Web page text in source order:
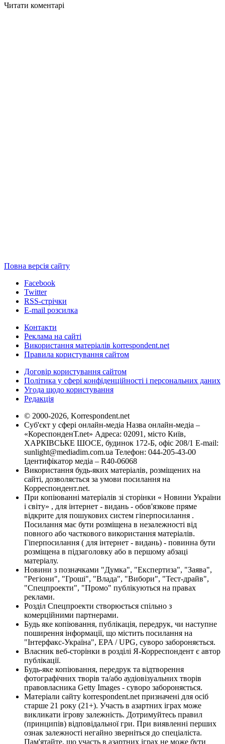
Читати коментарі
Повна версія сайту
Facebook
Twitter
RSS-стрічки
E-mail розсилка
Контакти
Реклама на сайті
Використання матеріалів korrespondent.net
Правила користування сайтом
Договір користування сайтом
Політика у сфері конфіденційності і персональних даних
Угода щодо користування
Редакція
© 2000-2026, Korrespondent.net
Суб'єкт у сфері онлайн-медіа Назва онлайн-медіа –
«КореспонденТ.net» Адреса: 02091, місто Київ,
ХАРКІВСЬКЕ ШОСЕ, будинок 172-Б, офіс 208/1 E-mail:
sunlight@mediadim.com.ua Телефон: 044-205-43-00
Ідентифікатор медіа – R40-06068
Використання будь-яких матеріалів, розміщених на
сайті, дозволяється за умови посилання на
Корреспондент.net.
При копіюванні матеріалів зі сторінки « Новини України
і світу» , для інтернет - видань - обов'язкове пряме
відкрите для пошукових систем гіперпосилання .
Посилання має бути розміщена в незалежності від
повного або часткового використання матеріалів.
Гіперпосилання ( для інтернет - видань) - повинна бути
розміщена в підзаголовку або в першому абзаці
матеріалу.
Новини з позначками "Думка", "Експертиза", "Заява",
"Регіони", "Гроші", "Влада", "Вибори", "Тест-драйв",
"Спецпроекти", "Промо" публікуються на правах
реклами.
Розділ Спецпроекти створюється спільно з
комерційними партнерами.
Будь яке копіювання, публікація, передрук, чи наступне
поширення інформації, що містить посилання на
"Інтерфакс-Україна", EPA / UPG, суворо забороняється.
Власник веб-сторінки в розділі Я-Корреспондент є автор
публікації.
Будь-яке копіювання, передрук та відтворення
фотографічних творів та/або аудіовізуальних творів
правовласника Getty Images - суворо забороняється.
Матеріали сайту korrespondent.net призначені для осіб
старше 21 року (21+). Участь в азартних іграх може
викликати ігрову залежність. Дотримуйтесь правил
(принципів) відповідальної гри. При виявленні перших
ознак залежності негайно зверніться до спеціаліста.
Пам'ятайте, що участь в азартних іграх не може бути